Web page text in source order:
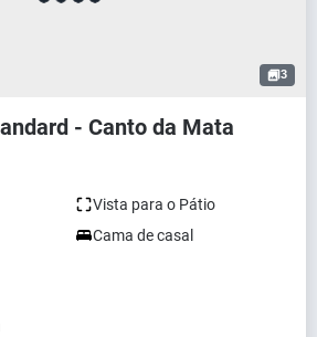
3
- Canto da Mata
Vista para o Pátio
Cama de casal